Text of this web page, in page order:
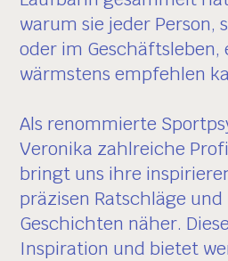
warum sie jeder Person,
oder im Geschäftsleben,
wärmstens empfehlen
Als renommierte
Veronika zahlreiche
bringt uns ihre
präzisen Ratschläge
Geschichten näher.
Inspiration und bietet